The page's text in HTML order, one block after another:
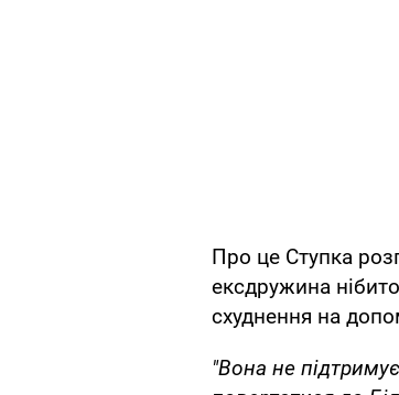
Про це Ступка
ексдружина
схуднення на
"Вона не